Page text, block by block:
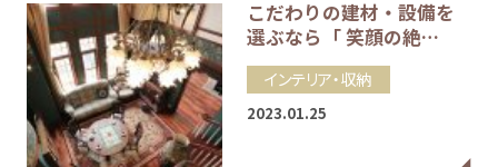
こだわりの建材・設備を
選ぶなら「 笑顔の絶…
インテリア・収納
2023.01.25